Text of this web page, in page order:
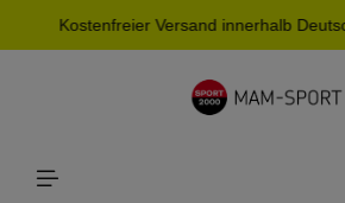
springen
Kostenfreier Versand innerhalb